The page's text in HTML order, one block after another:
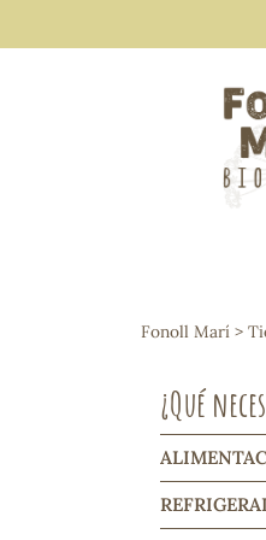
Vinos
Pasta
Fonoll Marí >
¿Qué